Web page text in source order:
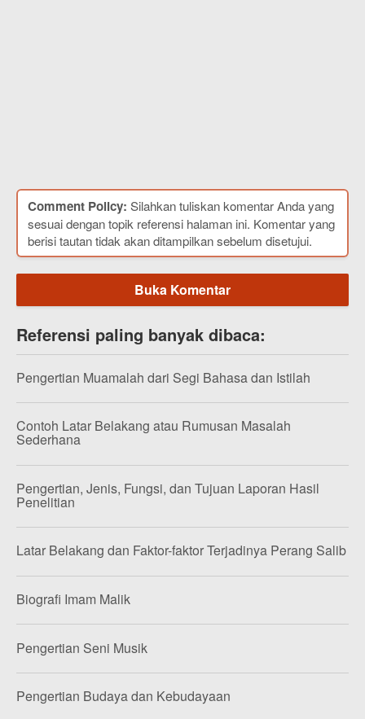
Comment Policy: Silahkan tuliskan komentar Anda yang
sesuai dengan topik referensi halaman ini. Komentar yang
berisi tautan tidak akan ditampilkan sebelum disetujui.
Buka Komentar
Referensi paling banyak dibaca:
Pengertian Muamalah dari Segi Bahasa dan Istilah
Contoh Latar Belakang atau Rumusan Masalah
Sederhana
Pengertian, Jenis, Fungsi, dan Tujuan Laporan Hasil
Penelitian
Latar Belakang dan Faktor-faktor Terjadinya Perang Salib
Biografi Imam Malik
Pengertian Seni Musik
Pengertian Budaya dan Kebudayaan